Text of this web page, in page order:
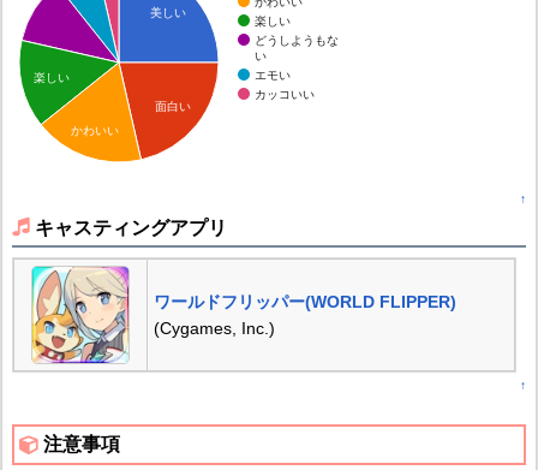
楽しい
どうしようもな
い
エモい
カッコいい
美しい
面白い
楽しい
かわいい
↑
キャスティングアプリ
ワールドフリッパー(WORLD FLIPPER)
(Cygames, Inc.)
↑
注意事項